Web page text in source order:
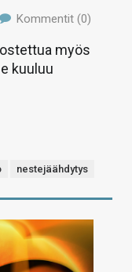
Kommentit (0)
myös
kuuluu
nestejäähdytys